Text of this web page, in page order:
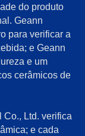
do produto
Geann
para verificar a
e Geann
e um
cerâmicos de
Co., Ltd. verifica
e cada